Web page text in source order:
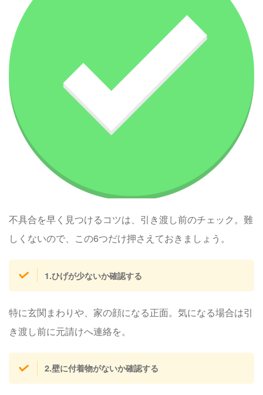
不具合を早く見つけるコツは、引き渡し前のチェック。難
しくないので、この6つだけ押さえておきましょう。
1.ひげが少ないか確認する
特に玄関まわりや、家の顔になる正面。気になる場合は引
き渡し前に元請けへ連絡を。
2.壁に付着物がないか確認する